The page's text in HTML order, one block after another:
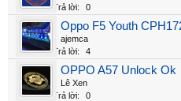
Trả lời:
0
Oppo F5 Youth
ajemca
Trả lời:
4
OPPO A57 Unlock Ok
Lê Xen
Trả lời:
0